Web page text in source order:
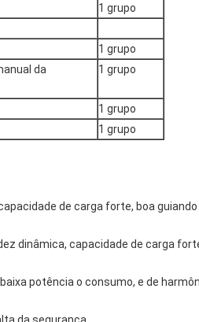
1 grupo
1 grupo
da
1 grupo
1 grupo
1 grupo
de carga forte, boa
dinâmica, capacidade de carga
potência o consumo, e de